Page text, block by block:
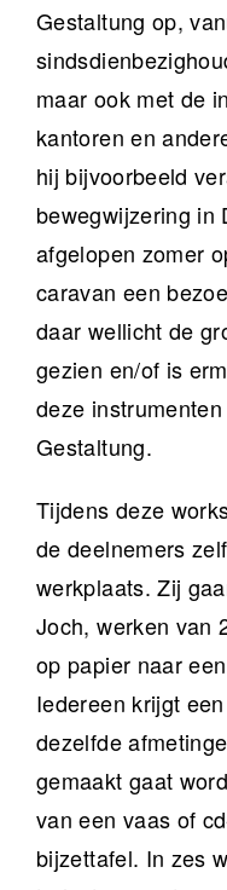
Gestaltung op,
maar ook met de
kantoren en
hij bijvoorbeeld
bewegwijzering in
afgelopen zomer
caravan een
daar wellicht de
gezien en/of is
deze
Gestaltung.
Tijdens deze
de deelnemers
werkplaats. Zij
Joch, werken van
op papier naar
Iedereen krijgt
dezelfde
gemaakt gaat
van een vaas of
bijzettafel. In zes